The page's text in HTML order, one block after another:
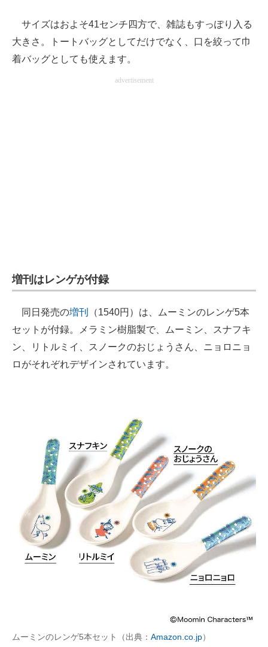
サイズはおよそ41センチ四方で、雑誌もすっぽり入る
大きさ。トートバッグとしてだけでなく、口を絞って巾
着バッグとしても使えます。
advertisement
増刊はレンゲが付録
同日発売の増刊
（1540円）は、ムーミンのレンゲ5本
セットが付録。メラミン樹脂製で、ムーミン、スナフキ
ン、リトルミイ、スノークのおじょうさん、ニョロニョ
ロがそれぞれデザインされています。
ムーミンのレンゲ5本セット（出典： Amazon.co.jp）